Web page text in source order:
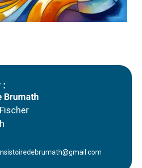
:
Brumath